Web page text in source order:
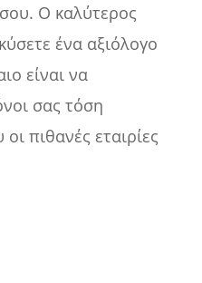
Ο καλύτερος
ένα αξιόλογο
είναι να
σας τόση
πιθανές εταιρίες